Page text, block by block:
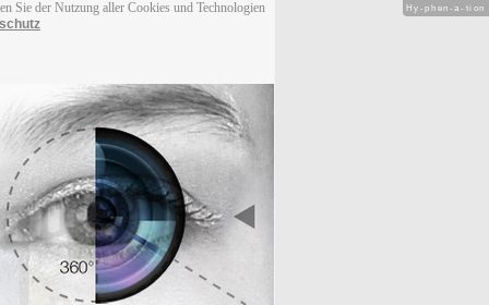
Sie der Nutzung aller Cookies und Technologien
Hy-phen-a-tion